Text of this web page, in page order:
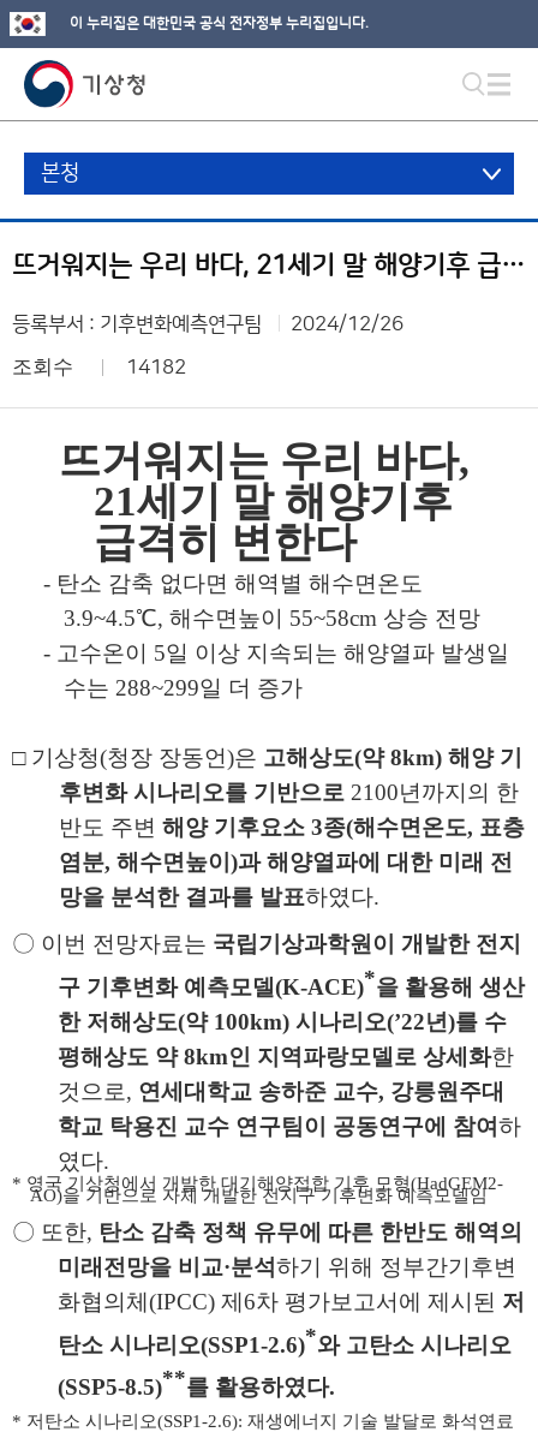
이 누리집은 대한민국 공식 전자정부 누리집입니다.
본청
뜨거워지는 우리 바다, 21세기 말 해양기후 급격히 변한다
등록부서 : 기후변화예측연구팀 2024/12/26
조회수 14182
뜨거워지는 우리 바다,
21세기 말 해양기후
급격히 변한다
- 탄소 감축 없다면 해역별 해수면온도
3.9~4.5℃,해수면높이 55~58cm 상승 전망
- 고수온이 5일 이상 지속되는 해양열파 발생일
수는 288~299일 더 증가
□ 기상청(청장 장동언)은 고해상도(약8km) 해양 기
후변화 시나리오를 기반으로 2100년까지의 한
반도 주변해양 기후요소3종(해수면온도, 표층
염분,해수면높이)과 해양열파에 대한 미래 전
망을 분석한 결과를 발표하였다.
〇 이번 전망자료는 국립기상과학원이 개발한 전지
구 기후변화 예측모델(K-ACE)*을 활용해 생산
한 저해상도(약 100km)시나리오(’22년)를 수
평해상도 약8km인 지역파랑모델로 상세화한
것으로, 연세대학교 송하준 교수, 강릉원주대
학교 탁용진 교수 연구팀이 공동연구에 참여하
였다.
* 영국 기상청에서 개발한 대기해양접합 기후 모형(HadGEM2-
AO)을 기반으로 자체 개발한 전지구 기후변화 예측모델임
〇 또한, 탄소 감축 정책 유무에 따른 한반도 해역의
미래전망을 비교·분석하기 위해 정부간기후변
화협의체(IPCC) 제6차 평가보고서에 제시된 저
탄소 시나리오(SSP1-2.6)*와 고탄소 시나리오
(SSP5-8.5)**를 활용하였다.
* 저탄소 시나리오(SSP1-2.6): 재생에너지 기술 발달로 화석연료